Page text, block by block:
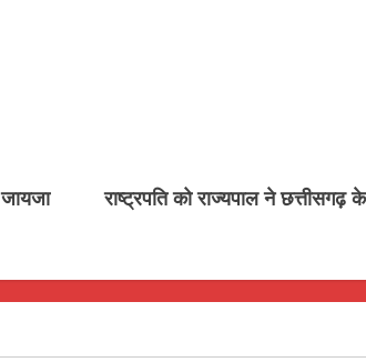
राष्ट्रपति को राज्यपाल ने छत्तीसगढ़